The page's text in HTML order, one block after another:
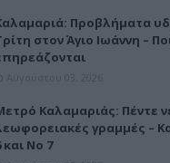
Προβλήματα
στον Άγιο Ιωάννη –
Καλαμαριάς: Πέντε
γραμμές –
και Νο 7